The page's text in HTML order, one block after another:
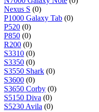
Nexus S (0)
P1000 Galaxy Tab (0)
P520 (0)
P850 (0)
R200 (0)
S3310 (0)
S3350 (0)
S3550 Shark (0)
S3600 (0)
S3650 Corby (0)
S5150 Diva (0)
S5230 Avila (0)